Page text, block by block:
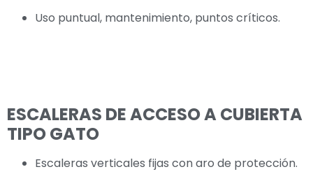
Uso puntual, mantenimiento, puntos críticos.
ESCALERAS DE ACCESO A CUBIERTA
TIPO GATO
Escaleras verticales fijas con aro de protección.